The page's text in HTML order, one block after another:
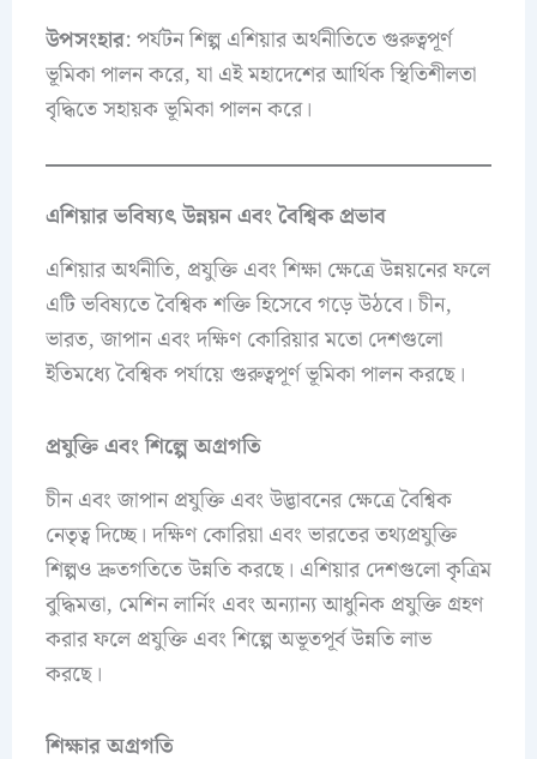
উপসংহার: পর্যটন শিল্প এশিয়ার অর্থনীতিতে গুরুত্বপূর্ণ
ভূমিকা পালন করে, যা এই মহাদেশের আর্থিক স্থিতিশীলতা
বৃদ্ধিতে সহায়ক ভূমিকা পালন করে।
এশিয়ার ভবিষ্যৎ উন্নয়ন এবং বৈশ্বিক প্রভাব
এশিয়ার অর্থনীতি, প্রযুক্তি এবং শিক্ষা ক্ষেত্রে উন্নয়নের ফলে
এটি ভবিষ্যতে বৈশ্বিক শক্তি হিসেবে গড়ে উঠবে। চীন,
ভারত, জাপান এবং দক্ষিণ কোরিয়ার মতো দেশগুলো
ইতিমধ্যে বৈশ্বিক পর্যায়ে গুরুত্বপূর্ণ ভূমিকা পালন করছে।
প্রযুক্তি এবং শিল্পে অগ্রগতি
চীন এবং জাপান প্রযুক্তি এবং উদ্ভাবনের ক্ষেত্রে বৈশ্বিক
নেতৃত্ব দিচ্ছে। দক্ষিণ কোরিয়া এবং ভারতের তথ্যপ্রযুক্তি
শিল্পও দ্রুতগতিতে উন্নতি করছে। এশিয়ার দেশগুলো কৃত্রিম
বুদ্ধিমত্তা, মেশিন লার্নিং এবং অন্যান্য আধুনিক প্রযুক্তি গ্রহণ
করার ফলে প্রযুক্তি এবং শিল্পে অভূতপূর্ব উন্নতি লাভ
করছে।
শিক্ষার অগ্রগতি